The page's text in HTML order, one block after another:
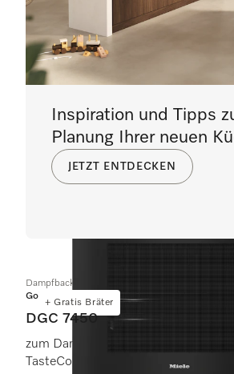
+ Gratis Bräter
Dampfbackofen
Gold
DGC 7450
zum Dampfgaren, Backen, Braten
TasteControl und LED-Beleuchtung.
Inspiration und Tipps
Planung Ihrer neuen
JETZT ENTDECKEN